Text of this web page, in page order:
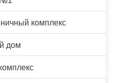
комплекс
дом